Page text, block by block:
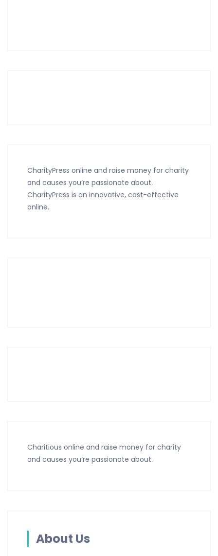
CharityPress online and raise money for charity
and causes you’re passionate about.
CharityPress is an innovative, cost-effective
online.
Charitious online and raise money for charity
and causes you’re passionate about.
About Us